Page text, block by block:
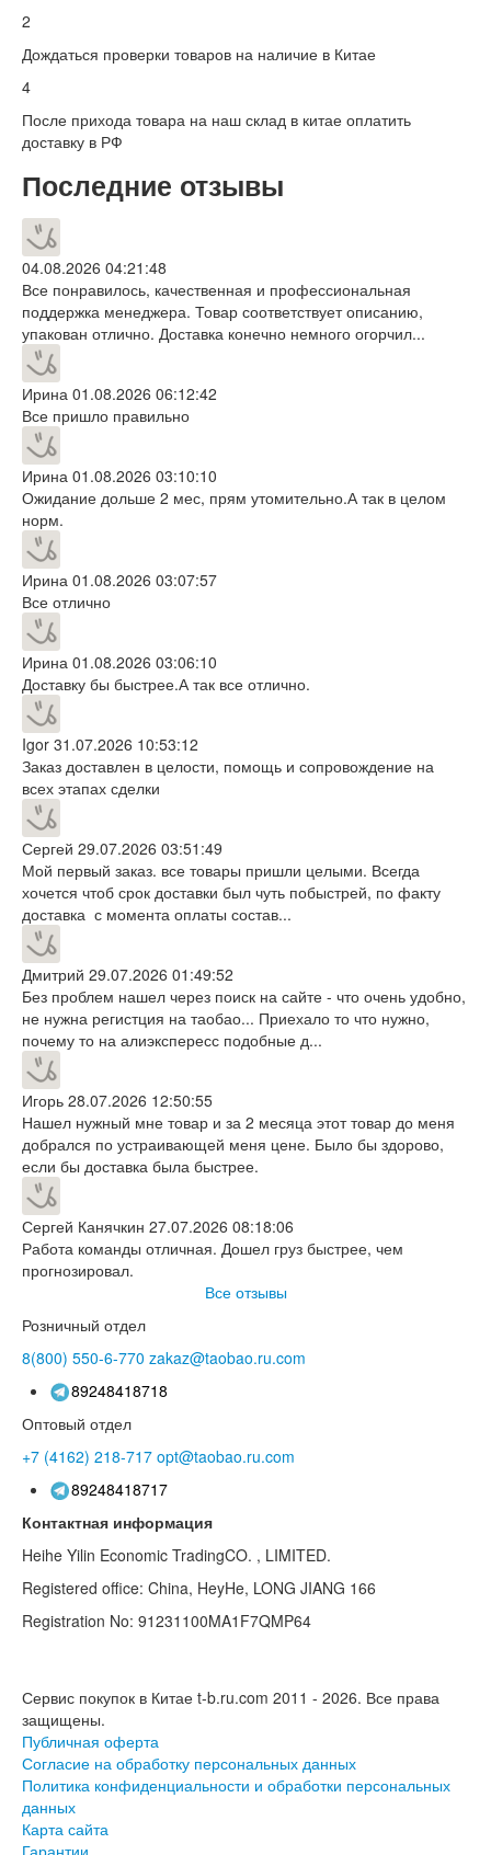
2
Дождаться проверки товаров на наличие в Китае
4
После прихода товара на наш склад в китае оплатить
доставку в РФ
Последние отзывы
04.08.2026 04:21:48
Все понравилось, качественная и профессиональная
поддержка менеджера. Товар соответствует описанию,
упакован отлично. Доставка конечно немного огорчил...
Ирина 01.08.2026 06:12:42
Все пришло правильно
Ирина 01.08.2026 03:10:10
Ожидание дольше 2 мес, прям утомительно.А так в целом
норм.
Ирина 01.08.2026 03:07:57
Все отлично
Ирина 01.08.2026 03:06:10
Доставку бы быстрее.А так все отлично.
Igor 31.07.2026 10:53:12
Заказ доставлен в целости, помощь и сопровождение на
всех этапах сделки
Сергей 29.07.2026 03:51:49
Мой первый заказ. все товары пришли целыми. Всегда
хочется чтоб срок доставки был чуть побыстрей, по факту
доставка с момента оплаты состав...
Дмитрий 29.07.2026 01:49:52
Без проблем нашел через поиск на сайте - что очень удобно,
не нужна регистция на таобао... Приехало то что нужно,
почему то на алиэкспересс подобные д...
Игорь 28.07.2026 12:50:55
Нашел нужный мне товар и за 2 месяца этот товар до меня
добрался по устраивающей меня цене. Было бы здорово,
если бы доставка была быстрее.
Сергей Канячкин 27.07.2026 08:18:06
Работа команды отличная. Дошел груз быстрее, чем
прогнозировал.
Все отзывы
Розничный отдел
8(800) 550-6-770 zakaz@taobao.ru.com
89248418718
Оптовый отдел
+7 (4162) 218-717 opt@taobao.ru.com
89248418717
Контактная информация
Heihe Yilin Economic TradingCO. , LIMITED.
Registered office: China, HeyHe, LONG JIANG 166
Registration No: 91231100MA1F7QMP64
Сервис покупок в Китае t-b.ru.com 2011 - 2026. Все права
защищены.
Публичная оферта
Согласие на обработку персональных данных
Политика конфиденциальности и обработки персональных
данных
Карта сайта
Гарантии